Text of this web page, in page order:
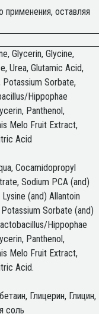
применения, оставляя
Glycerin, Glycine,
Urea, Glutamic Acid,
Potassium Sorbate,
Hippophae
Panthenol,
Melo Fruit Extract,
Acid
Cocamidopropyl
Sodium PCA (and)
(and) Allantoin
Sorbate (and)
Hippophae
Panthenol,
Melo Fruit Extract,
Acid.
Глицерин, Глицин,
соль